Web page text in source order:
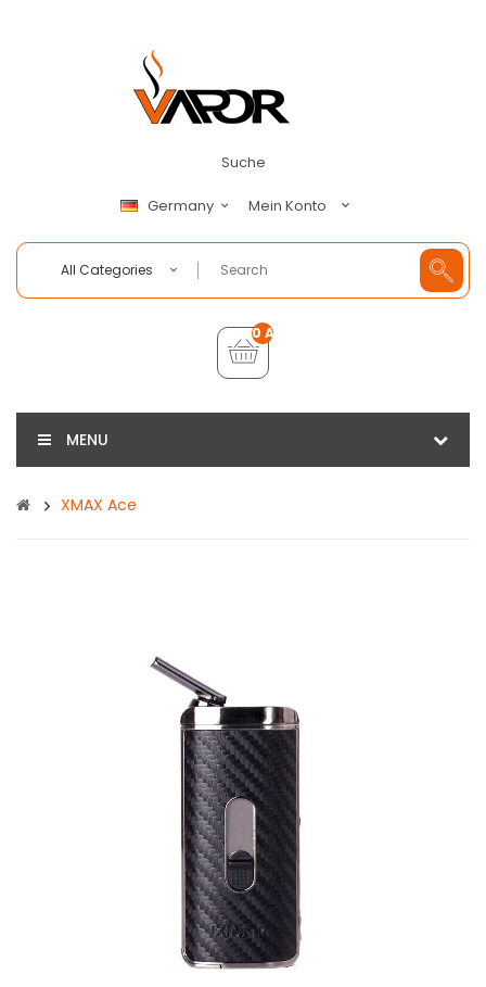
Suche
Germany Mein Konto
All Categories
0 Artikel - €0,00
MENU
XMAX Ace